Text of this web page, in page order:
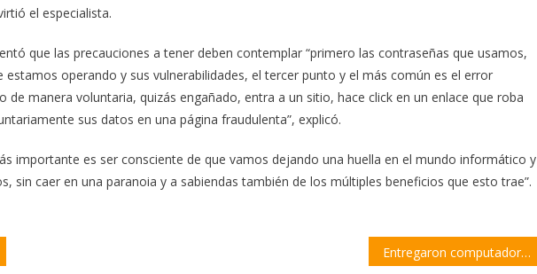
el especialista.
que las precauciones a tener deben contemplar “primero las contraseñas que usamos,
estamos operando y sus vulnerabilidades, el tercer punto y el más común es el error
de manera voluntaria, quizás engañado, entra a un sitio, hace click en un enlace que roba
sus datos en una página fraudulenta”, explicó.
importante es ser consciente de que vamos dejando una huella en el mundo informático y
sin caer en una paranoia y a sabiendas también de los múltiples beneficios que esto trae”.
Entregaron computadoras del Programa Nacional Proteger a los centros de salud de Villa Constitución